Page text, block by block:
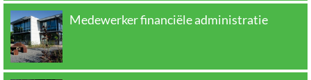
Medewerker financiële administratie